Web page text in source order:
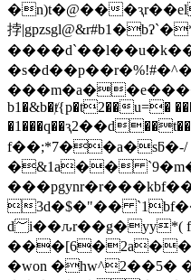
�n)t�@��
挬
b1�&b�ⱦ{p�t2��u=�
f��;*7��a�sƃ�-/
�&1a��
3d�$�"��
d؅i��ԉr��g�yy*( f�`"7"�l!
�won �hw^2��5�